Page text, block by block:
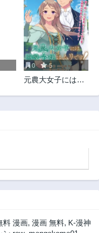
0 5
元農大女子には悪
料 漫画, 漫画 無料, K-漫神